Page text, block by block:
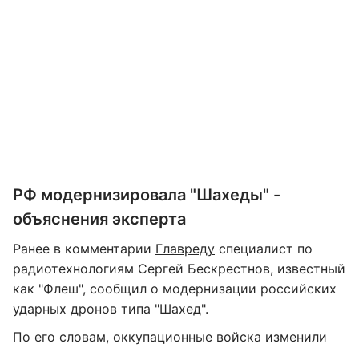
РФ модернизировала "Шахеды" -
объяснения эксперта
Ранее в комментарии Главреду специалист по
радиотехнологиям Сергей Бескрестнов, известный
как "Флеш", сообщил о модернизации российских
ударных дронов типа "Шахед".
По его словам, оккупационные войска изменили